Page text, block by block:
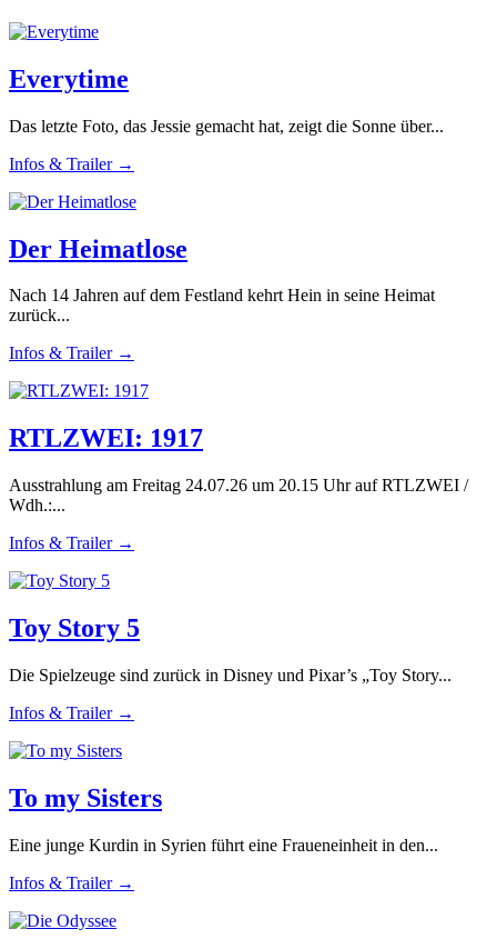
Everytime
Das letzte Foto, das Jessie gemacht hat, zeigt die Sonne über...
Infos & Trailer →
Der Heimatlose
Nach 14 Jahren auf dem Festland kehrt Hein in seine Heimat
zurück...
Infos & Trailer →
RTLZWEI: 1917
Ausstrahlung am Freitag 24.07.26 um 20.15 Uhr auf RTLZWEI /
Wdh.:...
Infos & Trailer →
Toy Story 5
Die Spielzeuge sind zurück in Disney und Pixar’s „Toy Story...
Infos & Trailer →
To my Sisters
Eine junge Kurdin in Syrien führt eine Fraueneinheit in den...
Infos & Trailer →